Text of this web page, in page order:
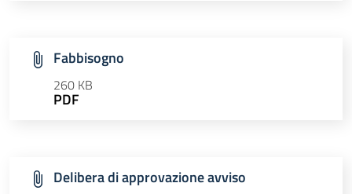
Fabbisogno
260 KB
PDF
Delibera di approvazione avviso